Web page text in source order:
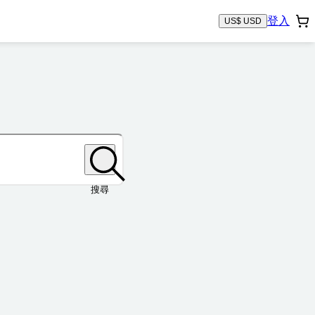
US$ USD 登入
搜尋